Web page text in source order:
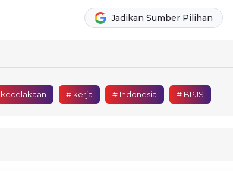
Jadikan Sumber Pilihan
# kerja # Indonesia # BPJS